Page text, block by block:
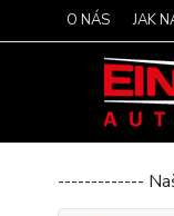
O NÁS JAK
-------------